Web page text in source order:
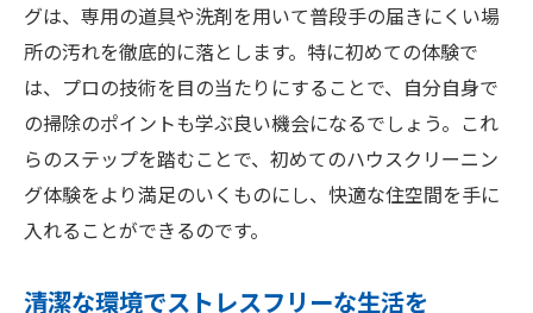
寝屋川市でのプロ清掃が支持される理由
プロが語る！清掃後の住まいの変化
寝屋川市でのプロハウスクリーニングのメ
リット
清掃のプロフェッショナルに任せる安心感
プロの技を用いた徹底清掃の実際
心感と快適さ
グは、専用の道具や洗剤を用いて普段手の届きにくい場
所の汚れを徹底的に落とします。特に初めての体験で
は、プロの技術を目の当たりにすることで、自分自身で
の掃除のポイントも学ぶ良い機会になるでしょう。これ
らのステップを踏むことで、初めてのハウスクリーニン
グ体験をより満足のいくものにし、快適な住空間を手に
入れることができるのです。
清潔な環境でストレスフリーな生活を